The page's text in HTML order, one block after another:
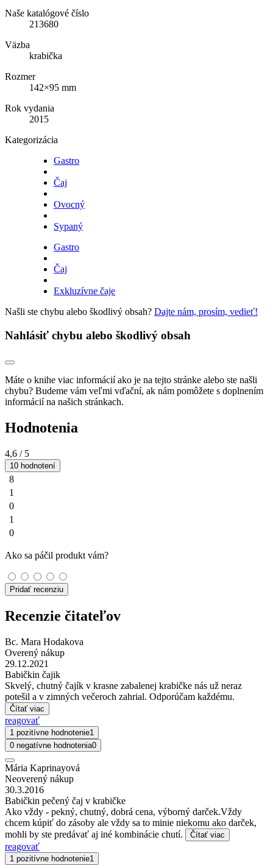
Naše katalógové číslo
213680
Väzba
krabička
Rozmer
142×95 mm
Rok vydania
2015
Kategorizácia
Gastro
Čaj
Ovocný
Sypaný
Gastro
Čaj
Exkluzívne čaje
Našli ste chybu alebo škodlivý obsah? Dajte nám, prosím, vedieť!
Nahlásiť chybu alebo škodlivý obsah
Máte o knihe viac informácií ako je na tejto stránke alebo ste našli
chybu? Budeme vám veľmi vďační, ak nám pomôžete s doplnením
informácií na našich stránkach.
Hodnotenia
4,6 / 5
10 hodnotení
8
1
0
1
0
Ako sa páčil produkt vám?
Pridať recenziu
Recenzie čitateľov
Bc. Mara Hodakova
Overený nákup
29.12.2021
Babičkin čajik
Skvelý, chutný čajík v krasne zabalenej krabičke nás už neraz
potešil a v zimných večeroch zahrial. Odporúčam každému.
Čítať viac
reagovať
1 pozitívne hodnotenie1
0 negatívne hodnotenia0
Mária Kaprinayová
Neoverený nákup
30.3.2016
Babičkin pečený čaj v krabičke
Ako vždy - pekný, chutný, dobrá cena, výborný darček.Vždy
chcem kúpiť do zásoby ale vždy sa to minie niekomu ako darček,
mohli by ste predávať aj iné kombinácie chutí.
Čítať viac
reagovať
1 pozitívne hodnotenie1